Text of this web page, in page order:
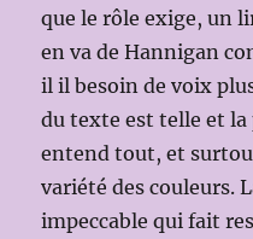
que le rôle exige, un
en va de Hannigan
il il besoin de voix
du texte est telle et
entend tout, et
variété des couleurs.
impeccable qui fait